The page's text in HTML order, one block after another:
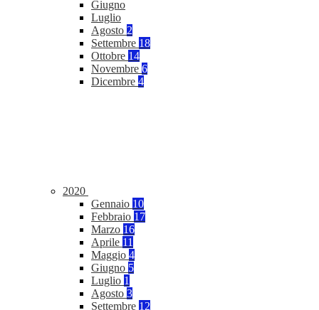
Giugno
Luglio
Agosto 2
Settembre 18
Ottobre 14
Novembre 6
Dicembre 4
2020
Gennaio 10
Febbraio 17
Marzo 16
Aprile 11
Maggio 4
Giugno 5
Luglio 1
Agosto 3
Settembre 12